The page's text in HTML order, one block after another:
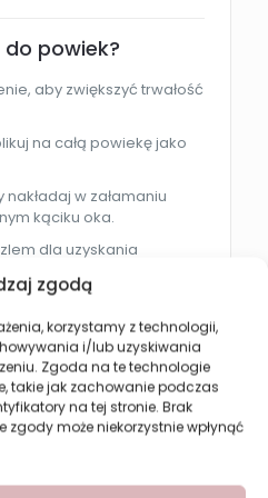
zgodą
korzystamy z technologii,
i/lub uzyskiwania
Zgoda na te technologie
takie jak zachowanie podczas
na tej stronie. Brak
może niekorzystnie wpłynąć
powiek?
aby zwiększyć trwałość
na całą powiekę jako
w załamaniu
kąciku oka.
dla uzyskania
kolorów w zależności
produkt?
16 będzie idealna dla osób:
oka
palety cieni